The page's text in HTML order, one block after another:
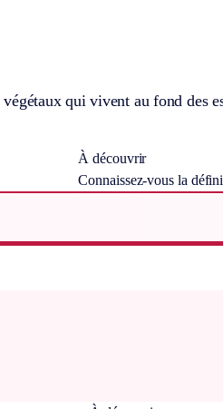
qui vivent au fond des
À découvrir
Connaissez-vous la